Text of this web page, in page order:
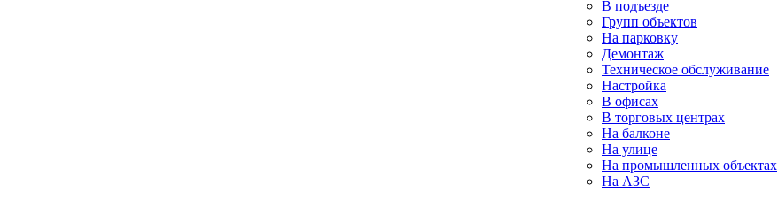
В подъезде
Групп объектов
На парковку
Демонтаж
Техническое обслуживание
Настройка
В офисах
В торговых центрах
На балконе
На улице
На промышленных объектах
На АЗС